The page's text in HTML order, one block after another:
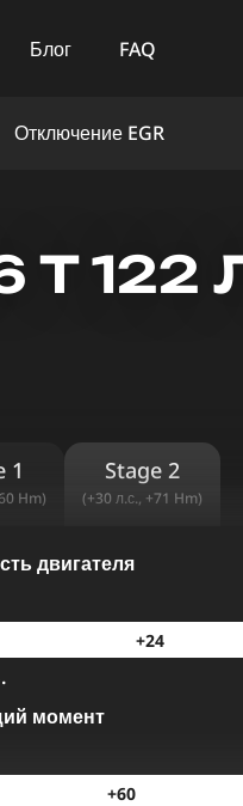
Блог FAQ
Отключение EGR
T 122
1
Hm)
Stage 2
(+30 л.с., +71 Hm)
двигателя
+24
момент
+60